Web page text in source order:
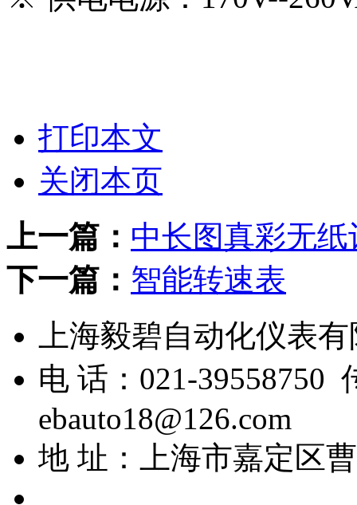
打印本文
关闭本页
上一篇： 中长图真彩无
下一篇： 智能转速表
上海毅碧自动化仪表
电 话：021-39558750
ebauto18@126.com
地 址：上海市嘉定区